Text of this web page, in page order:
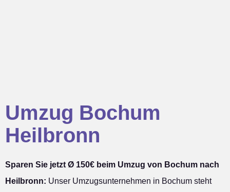
Umzug Bochum
Heilbronn
Sparen Sie jetzt Ø 150€ beim Umzug von Bochum nach
Heilbronn: Unser Umzugsunternehmen in Bochum steht